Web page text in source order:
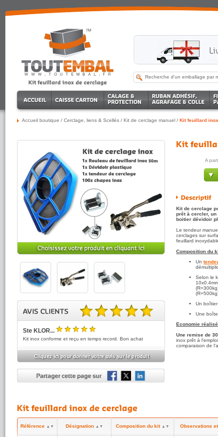
Accueil boutique / Cerclage, liens & Scellés / Kit de cerclage manuel / Kit feuillard
5.00 sur 5 basé sur 6 note(s).
Ste KLOR...
5
Kit inox conforme et reçu en temps record. Bon achat
Anonyme
5/5
(réf:KIT-INOX1)
Parfait et reste à voir avec le temps si l'inox tient bien la
rouille...
Un petit coup de main à prendre pour la fermeture du
cachet de sertissage mais vive Youtube et ses tutos.
GUILLOUX
A
Kit de cerclage
prêt à cercler, un
boitier dévidoir
Le tendeur
cerclages sur
feuillard
Composition du
Un
Selon le
Un
Une
Economie
Une remise de
inox prêt à
comparaison de
Référence ▲▼ Désignation ▲▼ Composition du kit ▲▼ Observations